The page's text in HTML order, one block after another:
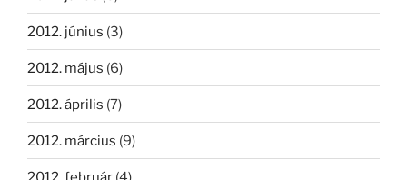
2012. június (3)
2012. május (6)
2012. április (7)
2012. március (9)